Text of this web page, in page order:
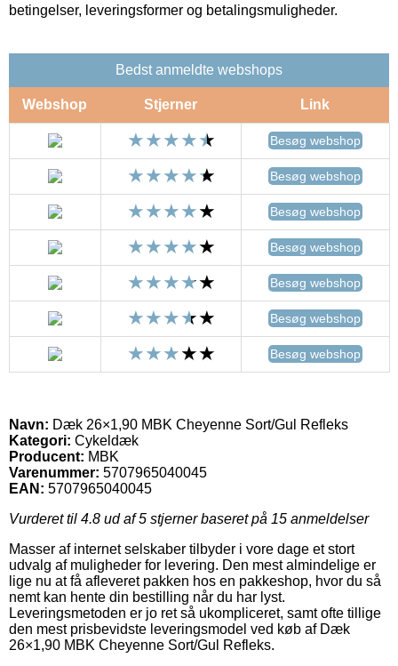
betingelser, leveringsformer og betalingsmuligheder.
Bedst anmeldte webshops
Webshop Stjerner Link
Besøg webshop
Besøg webshop
Besøg webshop
Besøg webshop
Besøg webshop
Besøg webshop
Besøg webshop
Navn: Dæk 26×1,90 MBK Cheyenne Sort/Gul Refleks
Kategori: Cykeldæk
Producent: MBK
Varenummer: 5707965040045
EAN: 5707965040045
Vurderet til 4.8 ud af 5 stjerner baseret på 15 anmeldelser
Masser af internet selskaber tilbyder i vore dage et stort
udvalg af muligheder for levering. Den mest almindelige er
lige nu at få afleveret pakken hos en pakkeshop, hvor du så
nemt kan hente din bestilling når du har lyst.
Leveringsmetoden er jo ret så ukompliceret, samt ofte tillige
den mest prisbevidste leveringsmodel ved køb af Dæk
26×1,90 MBK Cheyenne Sort/Gul Refleks.